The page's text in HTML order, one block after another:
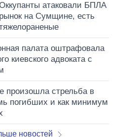
атаковали БПЛА
рынок на Сумщине, есть
палата оштрафовала
киевского адвоката с
произошла стрельба в
погибших и как минимум
новостей